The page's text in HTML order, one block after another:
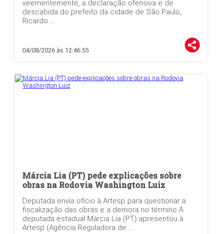
veementemente, a declaração ofensiva e de
descabida do prefeito da cidade de São Paulo,
Ricardo …
04/08/2026 às 12:46:55
Márcia Lia (PT) pede explicações sobre
obras na Rodovia Washington Luiz
Deputada envia ofício à Artesp para questionar a
fiscalização das obras e a demora no término A
deputada estadual Márcia Lia (PT) apresentou à
Artesp (Agência Reguladora de …